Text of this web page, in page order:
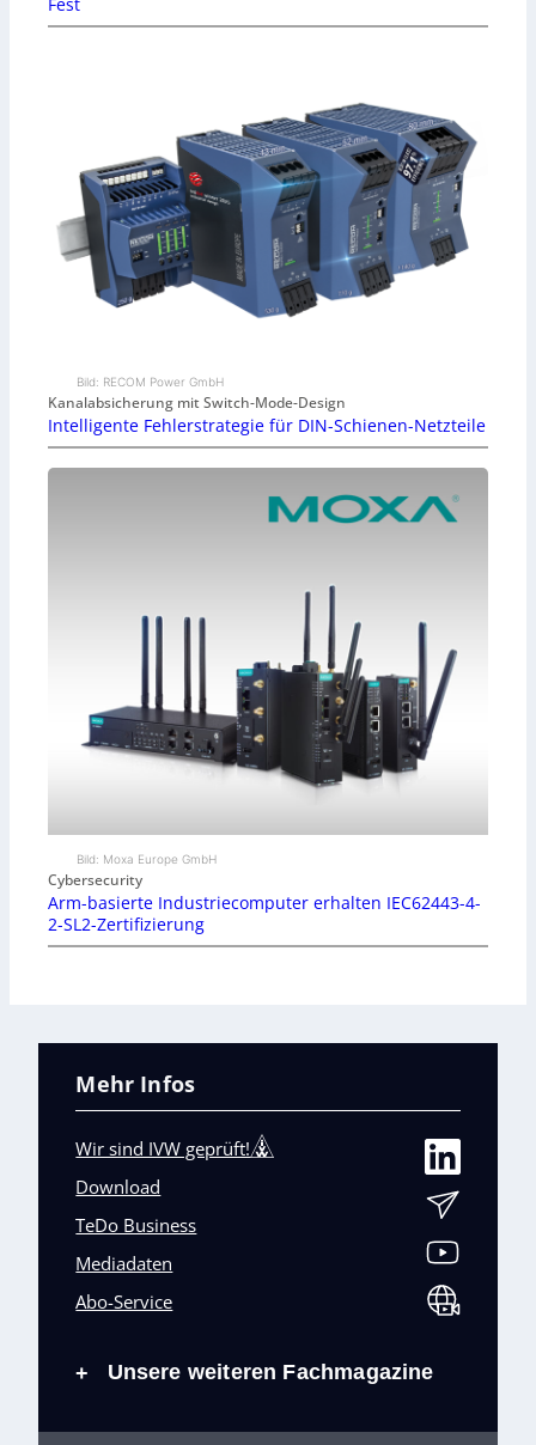
Bild: RECOM Power GmbH
Kanalabsicherung mit Switch-Mode-Design
Intelligente Fehlerstrategie für DIN-Schienen-Netzteile
Bild: Moxa Europe GmbH
Cybersecurity
Arm-basierte Industriecomputer erhalten IEC62443-4-
2-SL2-Zertifizierung
Mehr Infos
Wir sind IVW geprüft!
Download
TeDo Business
Mediadaten
Abo-Service
+ Unsere weiteren Fachmagazine